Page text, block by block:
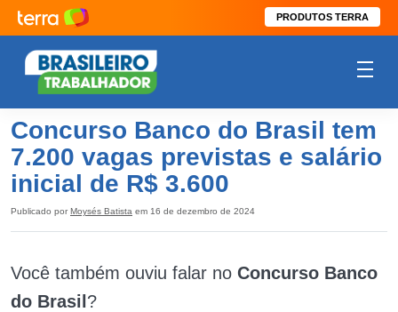
PRODUTOS TERRA
Concurso Banco do Brasil tem
7.200 vagas previstas e salário
inicial de R$ 3.600
Publicado por Moysés Batista em 16 de dezembro de 2024
Você também ouviu falar no Concurso Banco
do Brasil ?